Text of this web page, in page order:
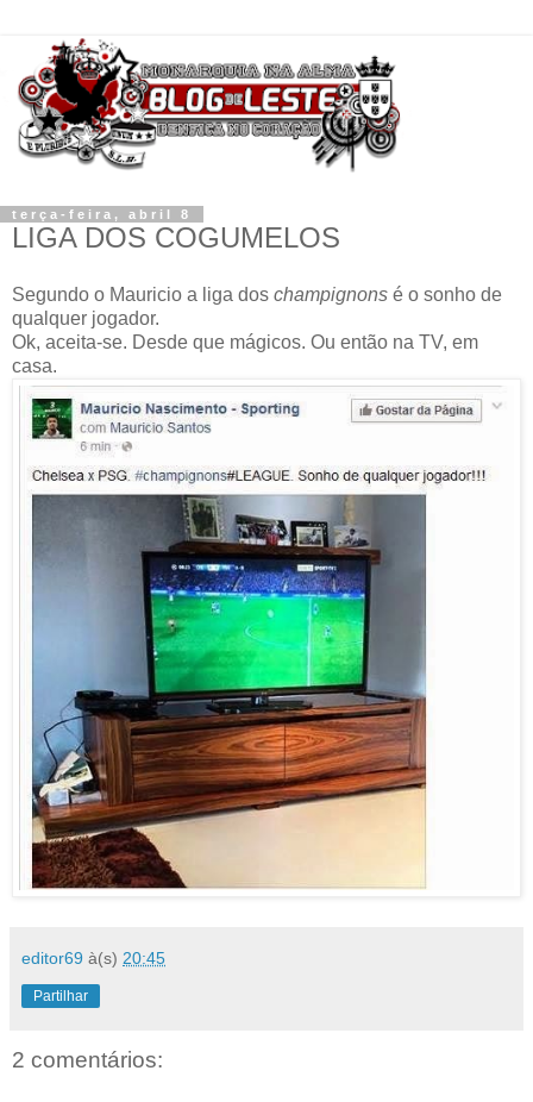
terça-feira, abril 8
LIGA DOS COGUMELOS
Segundo o Mauricio a liga dos champignons é o sonho de
qualquer jogador.
Ok, aceita-se. Desde que mágicos. Ou então na TV, em
casa.
editor69 à(s) 20:45
Partilhar
2 comentários: